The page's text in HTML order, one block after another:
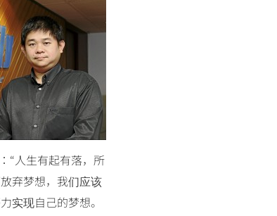
“人生有起有落，所
弃梦想，我们应该
实现自己的梦想。